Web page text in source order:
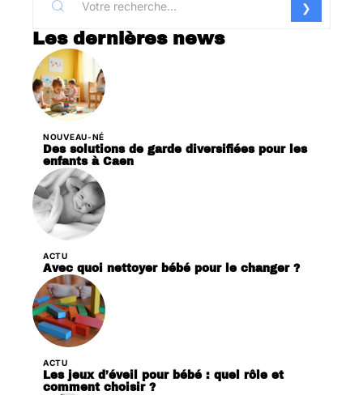
Les dernières news
NOUVEAU-NÉ
Des solutions de garde diversifiées pour les
enfants à Caen
ACTU
Avec quoi nettoyer bébé pour le changer ?
ACTU
Les jeux d’éveil pour bébé : quel rôle et
comment choisir ?